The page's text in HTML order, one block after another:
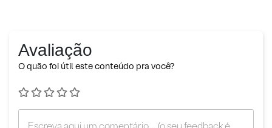
Avaliação
O quão foi útil este conteúdo pra você?